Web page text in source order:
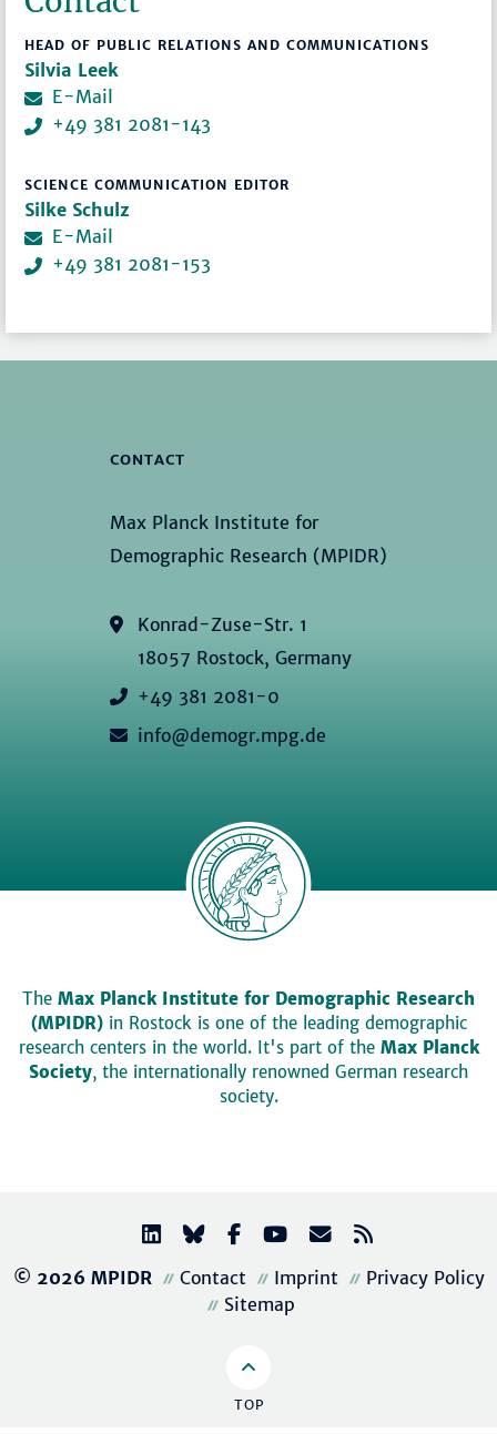
HEAD OF PUBLIC RELATIONS AND COMMUNICATIONS
Silvia Leek
E-Mail
+49 381 2081-143
SCIENCE COMMUNICATION EDITOR
Silke Schulz
E-Mail
+49 381 2081-153
CONTACT
Max Planck Institute for
Demographic Research (MPIDR)
Konrad-Zuse-Str. 1
18057 Rostock, Germany
+49 381 2081-0
info@demogr.mpg.de
The Max Planck Institute for Demographic Research
(MPIDR)in Rostock is one of the leading demographic
research centers in the world. It's part of the Max Planck
Society, the internationally renowned German research
society.
© 2026 MPIDR Contact Imprint
Privacy Policy
Sitemap
TOP